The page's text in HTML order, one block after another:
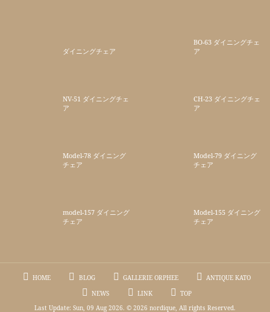
ダイニングチェア
BO-63 ダイニングチェ
ア
NV-51 ダイニングチェ
ア
CH-23 ダイニングチェ
ア
Model-78 ダイニング
チェア
Model-79 ダイニング
チェア
model-157 ダイニング
チェア
Model-155 ダイニング
チェア
HOME BLOG GALLERIE ORPHEE
ANTIQUE KATO
NEWS
LINK
TOP
Last Update: Sun, 09 Aug 2026. © 2026 nordique, All rights Reserved.